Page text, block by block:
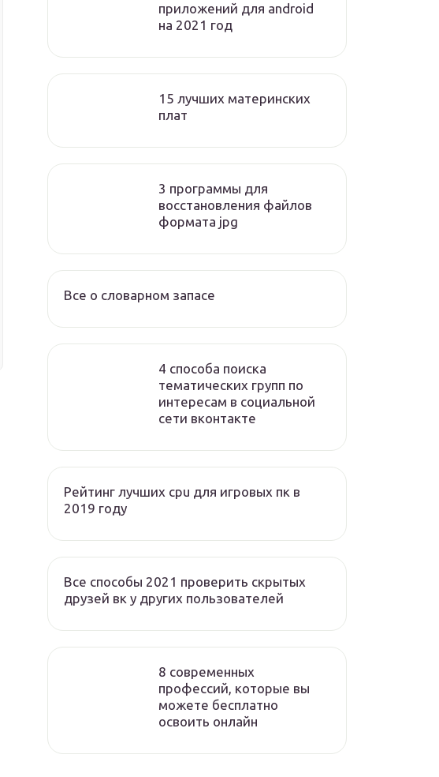
приложений для android
на 2021 год
15 лучших материнских
плат
3 программы для
восстановления файлов
формата jpg
Все о словарном запасе
4 способа поиска
тематических групп по
интересам в социальной
сети вконтакте
Рейтинг лучших cpu для игровых пк в
2019 году
Все способы 2021 проверить скрытых
друзей вк у других пользователей
8 современных
профессий, которые вы
можете бесплатно
освоить онлайн